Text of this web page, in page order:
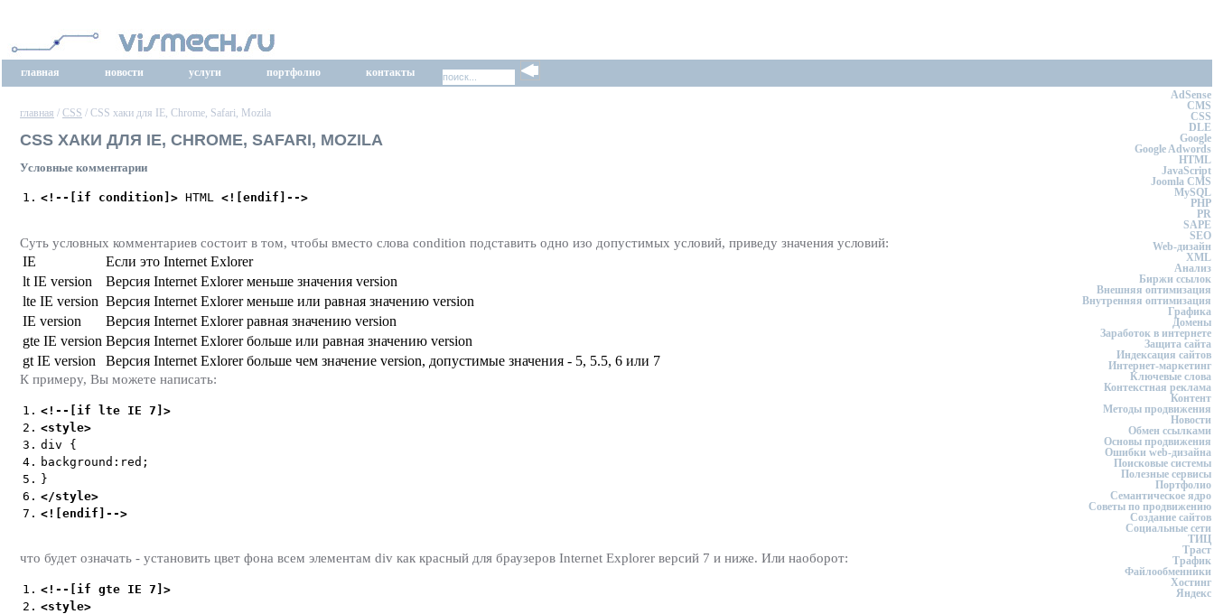
главная новости услуги портфолио контакты
главная / CSS / CSS хаки для IE, Chrome, Safari, Mozila
CSS ХАКИ ДЛЯ IE, CHROME, SAFARI, MOZILA
Условные комментарии
1. <!--[if condition]> HTML <![endif]-->
Суть условных комментариев состоит в том, чтобы вместо слова condition подставить одно изо допустимых условий, приведу значения условий:
IE
Если это Internet Exlorer
lt IE version
Версия Internet Exlorer меньше значения version
lte IE version Версия Internet Exlorer меньше или равная значению version
IE version
Версия Internet Exlorer равная значению version
gte IE version Версия Internet Exlorer больше или равная значению version
gt IE version
Версия Internet Exlorer больше чем значение version, допустимые значения - 5, 5.5, 6 или 7
К примеру, Вы можете написать:
1. <!--[if lte IE 7]>
2. <style>
3. div {
4. background:red;
5. }
6. </style>
7. <![endif]-->
что будет означать - установить цвет фона всем элементам div как красный для браузеров Internet Explorer версий 7 и ниже. Или наоборот:
1. <!--[if gte IE 7]>
2. <style>
AdSense
CMS
CSS
DLE
Google
Google Adwords
HTML
JavaScript
Joomla CMS
MySQL
PHP
PR
SAPE
SEO
Web-дизайн
XML
Анализ
Биржи ссылок
Внешняя оптимизация
Внутренняя оптимизация
Графика
Домены
Заработок в интернете
Защита сайта
Индексация сайтов
Интернет-маркетинг
Ключевые слова
Контекстная реклама
Контент
Методы продвижения
Новости
Обмен ссылками
Основы продвижения
Ошибки web-дизайна
Поисковые системы
Полезные сервисы
Портфолио
Семантическое ядро
Советы по продвижению
Создание сайтов
Социальные сети
ТИЦ
Траст
Трафик
Файлообменники
Хостинг
Яндекс